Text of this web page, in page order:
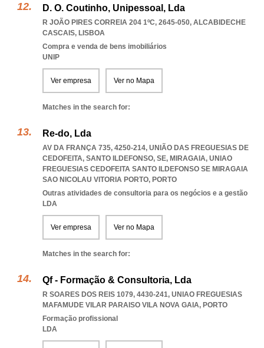
D. O. Coutinho, Unipessoal, Lda
R JOÃO PIRES CORREIA 204 1ºC, 2645-050, ALCABIDECHE
CASCAIS, LISBOA
Compra e venda de bens imobiliários
UNIP
Ver empresa Ver no Mapa
Matches in the search for:
Re-do, Lda
AV DA FRANÇA 735, 4250-214, UNIÃO DAS FREGUESIAS DE
CEDOFEITA, SANTO ILDEFONSO, SE, MIRAGAIA, UNIAO
FREGUESIAS CEDOFEITA SANTO ILDEFONSO SE MIRAGAIA
SAO NICOLAU VITORIA PORTO, PORTO
Outras atividades de consultoria para os negócios e a gestão
LDA
Ver empresa Ver no Mapa
Matches in the search for:
Qf - Formação & Consultoria, Lda
R SOARES DOS REIS 1079, 4430-241, UNIAO FREGUESIAS
MAFAMUDE VILAR PARAISO VILA NOVA GAIA, PORTO
Formação profissional
LDA